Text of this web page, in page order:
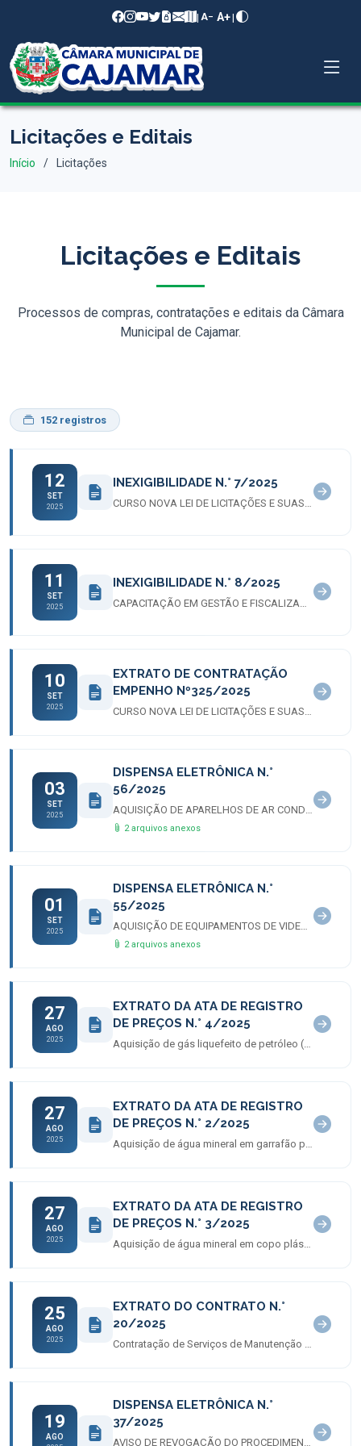
| A− A+|
Licitações e Editais
Início Licitações
Licitações e Editais
Processos de compras, contratações e editais da Câmara
Municipal de Cajamar.
152 registros
12
SET
2025
INEXIGIBILIDADE N.° 7/2025
11
SET
2025
INEXIGIBILIDADE N.° 8/2025
10
SET
2025
EXTRATO DE CONTRATAÇÃO
EMPENHO Nº325/2025
CURSO NOVA LEI DE LICITAÇÕES E SUAS INOVAÇÕES
03
SET
2025
DISPENSA ELETRÔNICA N.°
56/2025
AQUISIÇÃO DE APARELHOS DE AR CONDICIONADO
2 arquivos anexos
01
SET
2025
DISPENSA ELETRÔNICA N.°
55/2025
AQUISIÇÃO DE EQUIPAMENTOS DE VIDEOMONITORAMENTO
2 arquivos anexos
27
AGO
2025
EXTRATO DA ATA DE REGISTRO
DE PREÇOS N.° 4/2025
Aquisição de gás liquefeito de petróleo (GLP)
27
AGO
2025
EXTRATO DA ATA DE REGISTRO
DE PREÇOS N.° 2/2025
Aquisição de água mineral em garrafão plástico retornável
27
AGO
2025
EXTRATO DA ATA DE REGISTRO
DE PREÇOS N.° 3/2025
Aquisição de água mineral em copo plástico descartável
25
AGO
2025
EXTRATO DO CONTRATO N.°
20/2025
Contratação de Serviços de Manutenção em PABX
19
AGO
DISPENSA ELETRÔNICA N.°
37/2025
AVISO DE REVOGAÇÃO DO PROCEDIMENTO